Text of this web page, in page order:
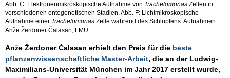
Abb. C: Elektronenmikroskopische Aufnahme von Trachelomonas Zellen in
verschiedenen ontogenetischen Stadien. Abb. F: Lichtmikroskopische
Aufnahme einer Trachelomonas Zelle während des Schlüpfens. Aufnahmen:
Anže Žerdoner Čalasan, LMU
Anže Žerdoner Čalasan erhielt den Preis für die beste
pflanzenwissenschaftliche Master-Arbeit, die an der Ludwig-
Maximilians-Universität München im Jahr 2017 erstellt wurde,